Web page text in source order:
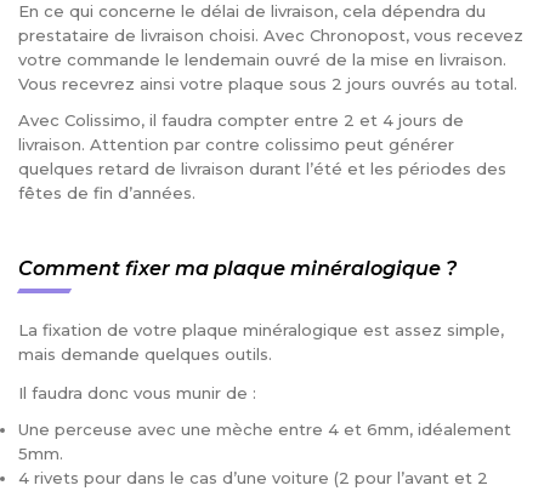
En ce qui concerne le délai de livraison, cela dépendra du
prestataire de livraison choisi. Avec Chronopost, vous recevez
votre commande le lendemain ouvré de la mise en livraison.
Vous recevrez ainsi votre plaque sous 2 jours ouvrés au total.
Avec Colissimo, il faudra compter entre 2 et 4 jours de
livraison. Attention par contre colissimo peut générer
quelques retard de livraison durant l’été et les périodes des
fêtes de fin d’années.
Comment fixer ma plaque minéralogique ?
La fixation de votre plaque minéralogique est assez simple,
mais demande quelques outils.
Il faudra donc vous munir de :
Une perceuse avec une mèche entre 4 et 6mm, idéalement
5mm.
4 rivets pour dans le cas d’une voiture (2 pour l’avant et 2